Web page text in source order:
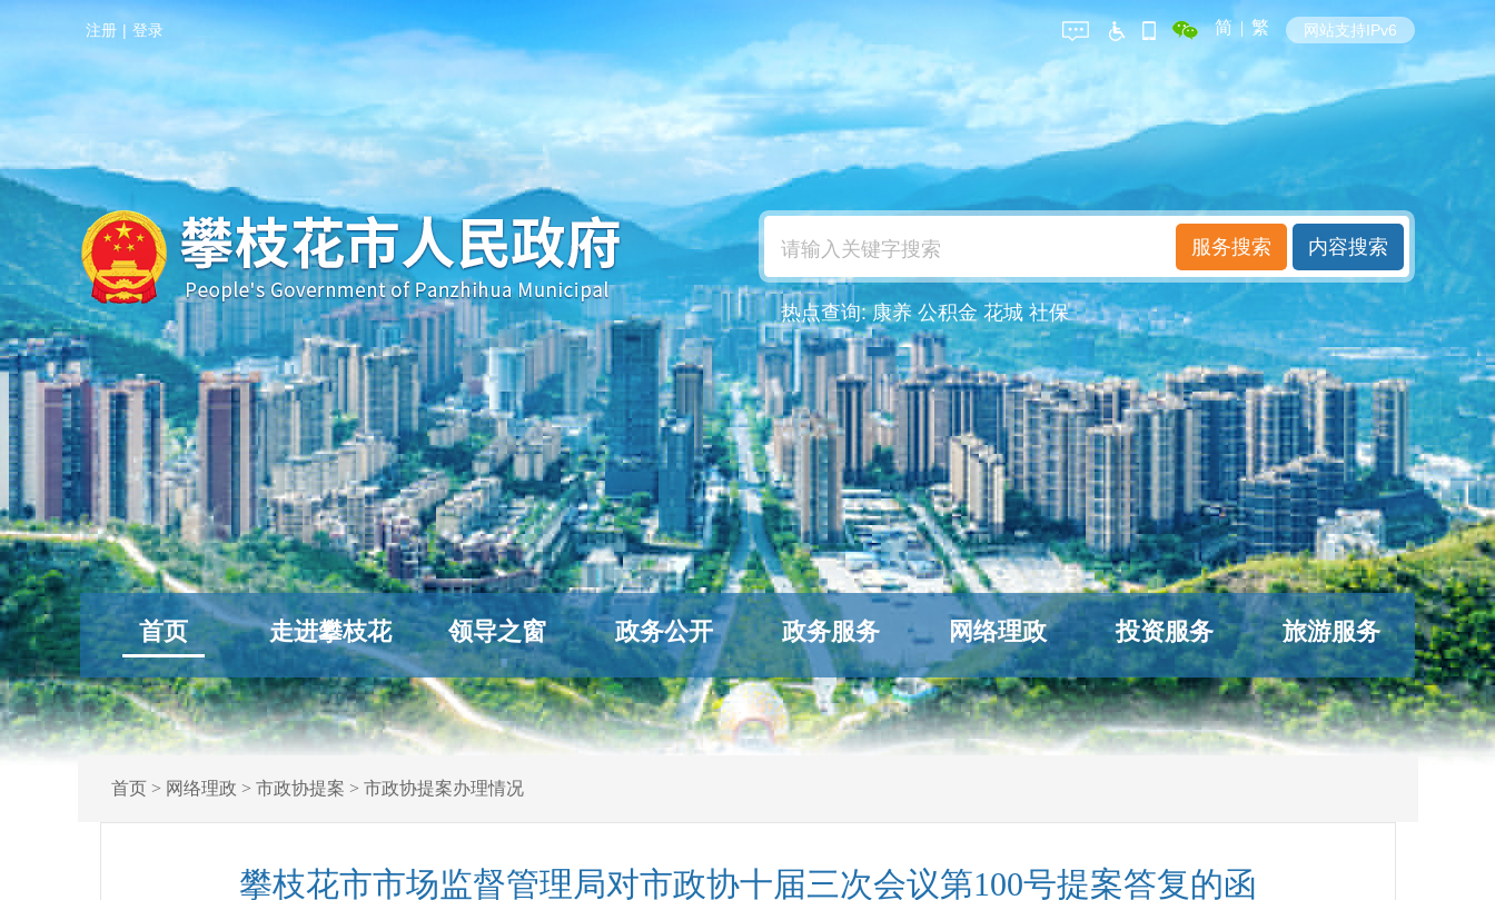
注册 | 登录 简 | 繁 网站支持IPv6
热点查询:康养 公积金 花城 社保
首页 走进攀枝花 领导之窗 政务公开 政务服务 网络理政 投资服务 旅游服务
首页> 网络理政 > 市政协提案 > 市政协提案办理情况
攀枝花市市场监督管理局对市政协十届三次会议第100号提案答复的函